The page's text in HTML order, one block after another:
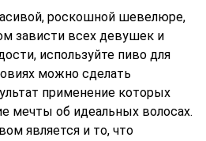
роскошной шевелюре,
зависти всех девушек и
используйте пиво для
можно сделать
применение которых
мечты об идеальных волосах.
является и то, что